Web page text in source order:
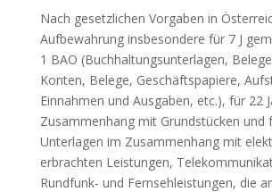
Nach gesetzlichen Vorgaben in
Aufbewahrung insbesondere für 7 J
1 BAO (Buchhaltungsunterlagen,
Konten, Belege, Geschäftspapiere,
Einnahmen und Ausgaben, etc.), für 22
Zusammenhang mit Grundstücken und
Unterlagen im Zusammenhang mit
erbrachten Leistungen,
Rundfunk- und Fernsehleistungen, die